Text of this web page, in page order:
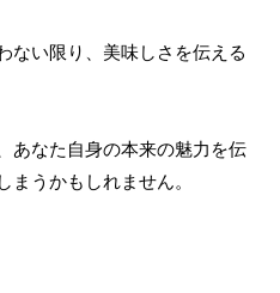
ない限り、美味しさを伝える
あなた自身の本来の魅力を伝
まうかもしれません。